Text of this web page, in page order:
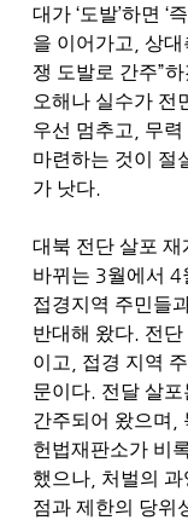
대가 ‘도발’하면 ‘즉
을 이어가고
상대
쟁 도발로 간주”하
오해나 실수가 전
우선 멈추고
무력
마련하는 것이 절
가 낫다.
대북 전단 살포
바뀌는 3월에서 4
접경지역 주민들
반대해 왔다. 전단
이고
접경 지역
문이다. 전달 살포
간주되어 왔으며
헌법재판소가 비
했으나 처벌의 과
점과 제한의 당위